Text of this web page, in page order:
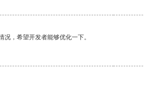
，希望开发者能够优化一下。